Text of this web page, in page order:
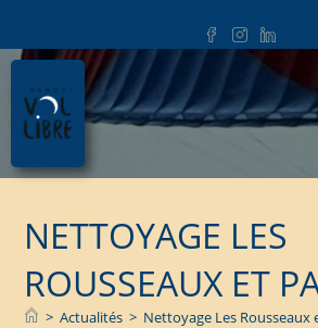
NETTOYAGE LES
ROUSSEAUX ET
> Actualités > Nettoyage Les Rousseaux